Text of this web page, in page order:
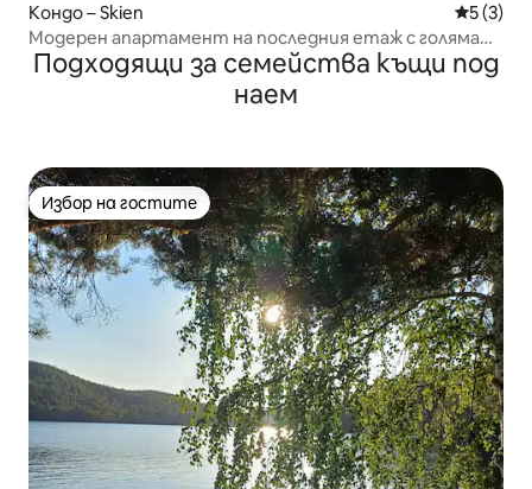
Кондо – Skien Средна
5 (3)
Модерен апартамент на последния етаж с голяма
външна тераса
Подходящи за семейства къщи под
наем
Избор на гостите
Избор на гостите